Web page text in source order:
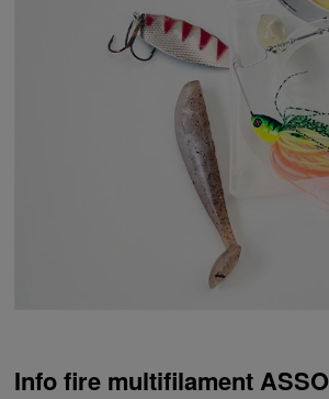
Info fire multifilament